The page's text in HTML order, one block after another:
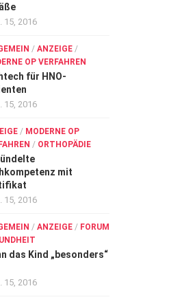
15, 2016
/ ANZEIGE /
OP VERFAHREN
für HNO-
15, 2016
/ MODERNE OP
/ ORTHOPÄDIE
mit
15, 2016
/ ANZEIGE / FORUM
das Kind „besonders“
15, 2016